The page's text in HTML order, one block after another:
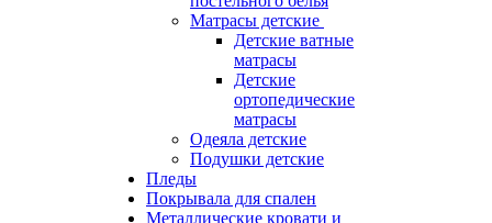
Матрасы детские
Детские ватные
матрасы
Детские
ортопедические
матрасы
Одеяла детские
Подушки детские
Пледы
Покрывала для спален
Металлические кровати и